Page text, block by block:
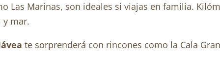
Las Marinas, son ideales si viajas en familia.
y mar.
te sorprenderá con rincones como la Cala